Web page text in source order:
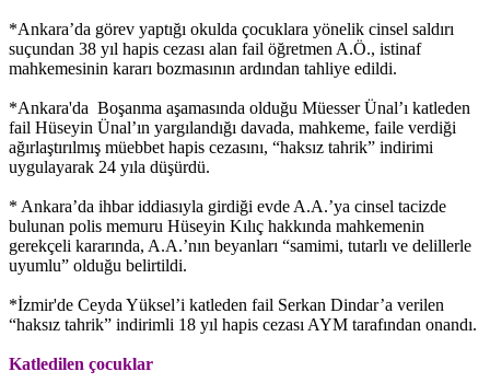
*Ankara’da görev yaptığı okulda çocuklara yönelik cinsel saldırı
suçundan 38 yıl hapis cezası alan fail öğretmen A.Ö., istinaf
mahkemesinin kararı bozmasının ardından tahliye edildi.
*Ankara'da Boşanma aşamasında olduğu Müesser Ünal’ı katleden
fail Hüseyin Ünal’ın yargılandığı davada, mahkeme, faile verdiği
ağırlaştırılmış müebbet hapis cezasını, “haksız tahrik” indirimi
uygulayarak 24 yıla düşürdü.
* Ankara’da ihbar iddiasıyla girdiği evde A.A.’ya cinsel tacizde
bulunan polis memuru Hüseyin Kılıç hakkında mahkemenin
gerekçeli kararında, A.A.’nın beyanları “samimi, tutarlı ve delillerle
uyumlu” olduğu belirtildi.
*İzmir'de Ceyda Yüksel’i katleden fail Serkan Dindar’a verilen
“haksız tahrik” indirimli 18 yıl hapis cezası AYM tarafından onandı.
Katledilen çocuklar